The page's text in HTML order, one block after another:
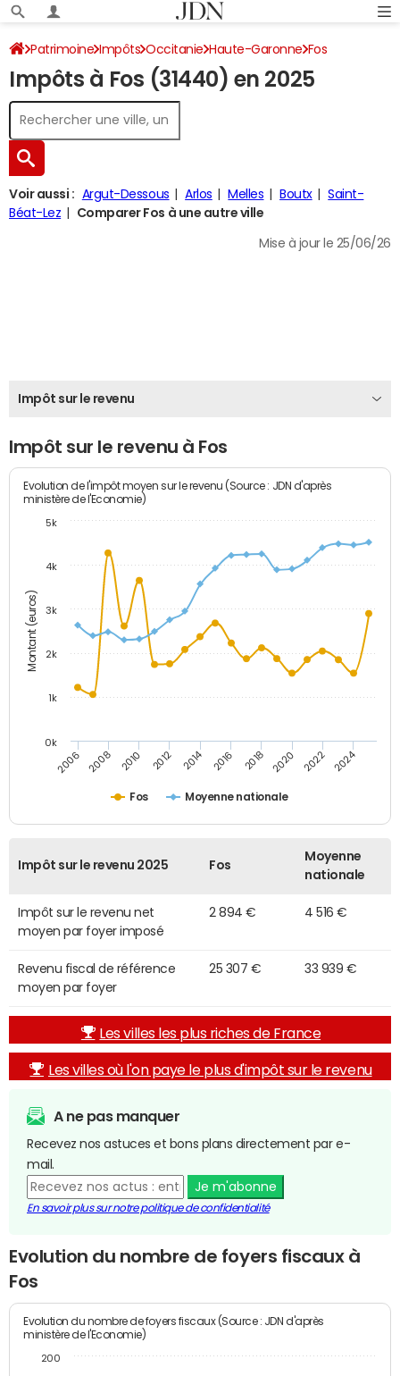
Patrimoine Impôts Occitanie Haute-Garonne Fos
Impôt sur le revenu
Impôts à Fos (31440) en 2025
Voir aussi : Argut-Dessous Arlos Melles Boutx
Saint-
Béat-Lez
Comparer Fos à une autre ville
Mise à jour le 25/06/26
Impôt sur le revenu
Impôt sur le revenu à Fos
Montant (euros)
Evolution de l'impôt moyen sur le revenu (Source : JDN d'après
ministère de l'Economie)
Fos Moyenne nationale
2006 2008 2010 2012 2014 2016 2018 2020 2022 2024
0k
1k
2k
3k
4k
5k
Impôt sur le revenu 2025 Fos
Moyenne
nationale
Impôt sur le revenu net
moyen par foyer imposé
2 894 € 4 516 €
Revenu fiscal de référence
moyen par foyer
25 307 € 33 939 €
Les villes les plus riches de France
Les villes où l'on paye le plus d'impôt sur le revenu
A ne pas manquer
Recevez nos astuces et bons plans directement par e-
mail.
Je m'abonne
En savoir plus sur notre politique de confidentialité
Evolution du nombre de foyers fiscaux à
Fos
Evolution du nombre de foyers fiscaux (Source : JDN d'après
ministère de l'Economie)
200